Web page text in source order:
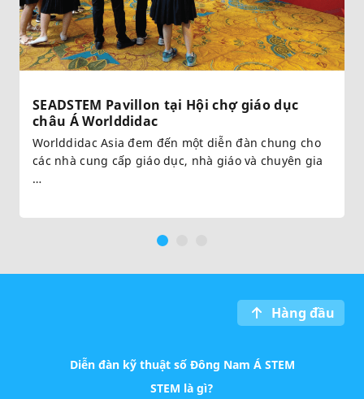
SEADSTEM Pavillon tại Hội chợ giáo dục
châu Á Worlddidac
Worlddidac Asia đem đến một diễn đàn chung cho
các nhà cung cấp giáo dục, nhà giáo và chuyên gia
…
Hàng đầu
Diễn đàn kỹ thuật số Đông Nam Á STEM
STEM là gì?